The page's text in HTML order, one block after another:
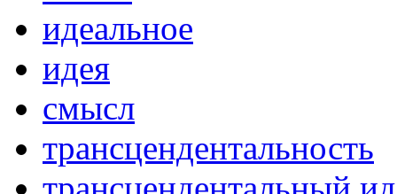
идеальное
идея
смысл
трансцендентальность